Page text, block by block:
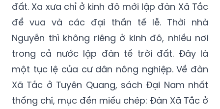
đất. Xa xưa chỉ ở kinh đô mới lập đàn Xã Tắc
để vua và các đại thần tế lễ. Thời nhà
Nguyễn thì không riêng ở kinh đô, nhiều nơi
trong cả nước lập đàn tế trời đất. Đây là
một tục lệ của cư dân nông nghiệp. Về đàn
Xã Tắc ở Tuyên Quang, sách Đại Nam nhất
thống chí, mục đền miếu chép: Đàn Xã Tắc ở